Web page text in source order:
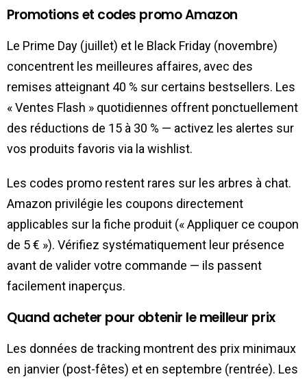
Promotions et codes promo Amazon
Le Prime Day (juillet) et le Black Friday (novembre)
concentrent les meilleures affaires, avec des
remises atteignant 40 % sur certains bestsellers. Les
« Ventes Flash » quotidiennes offrent ponctuellement
des réductions de 15 à 30 % — activez les alertes sur
vos produits favoris via la wishlist.
Les codes promo restent rares sur les arbres à chat.
Amazon privilégie les coupons directement
applicables sur la fiche produit (« Appliquer ce coupon
de 5 € »). Vérifiez systématiquement leur présence
avant de valider votre commande — ils passent
facilement inaperçus.
Quand acheter pour obtenir le meilleur prix
Les données de tracking montrent des prix minimaux
en janvier (post-fêtes) et en septembre (rentrée). Les